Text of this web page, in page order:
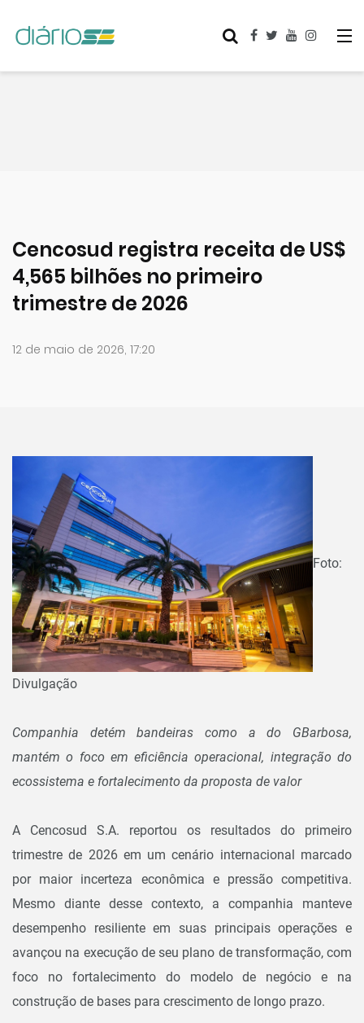
Cencosud registra receita de US$
4,565 bilhões no primeiro
trimestre de 2026
12 de maio de 2026, 17:20
Foto:
Divulgação
Companhia detém bandeiras como a do GBarbosa,
mantém o foco em eficiência operacional, integração do
ecossistema e fortalecimento da proposta de valor
A Cencosud S.A. reportou os resultados do primeiro
trimestre de 2026 em um cenário internacional marcado
por maior incerteza econômica e pressão competitiva.
Mesmo diante desse contexto, a companhia manteve
desempenho resiliente em suas principais operações e
avançou na execução de seu plano de transformação, com
foco no fortalecimento do modelo de negócio e na
construção de bases para crescimento de longo prazo.